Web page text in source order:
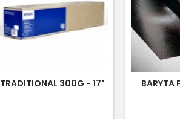
TRADITIONAL 300G - 17" BARYTA